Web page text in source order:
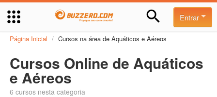
Entrar
Página Inicial / Cursos na área de Aquáticos e Aéreos
Cursos Online de Aquáticos
e Aéreos
6 cursos nesta categoria